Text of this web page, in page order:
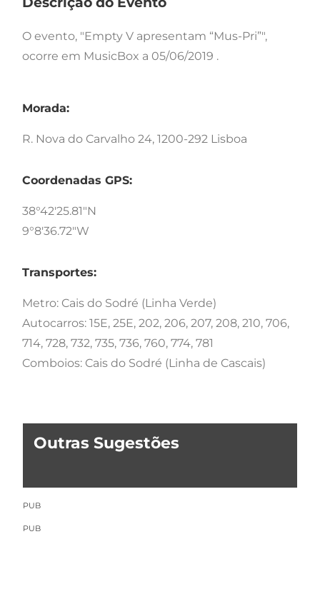
O evento, "Empty V apresentam “Mus-Pri”",
ocorre em MusicBox a 05/06/2019 .
Morada:
R. Nova do Carvalho 24, 1200-292 Lisboa
Coordenadas GPS:
38°42'25.81"N
9°8'36.72"W
Transportes:
Metro: Cais do Sodré (Linha Verde)
Autocarros: 15E, 25E, 202, 206, 207, 208, 210, 706,
714, 728, 732, 735, 736, 760, 774, 781
Comboios: Cais do Sodré (Linha de Cascais)
Outras Sugestões
PUB
PUB